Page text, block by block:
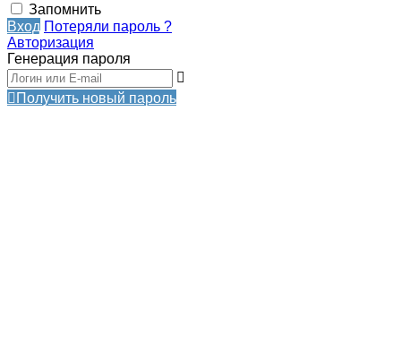
Запомнить
Вход Потеряли пароль ?
Авторизация
Генерация пароля
Получить новый пароль